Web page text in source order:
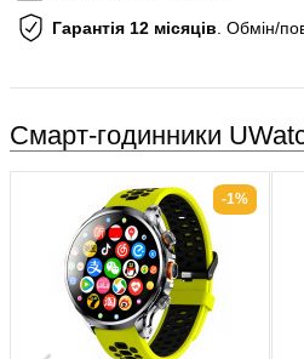
Гарантія 12 місяців . Обмін/
Смарт-годинники
-1%